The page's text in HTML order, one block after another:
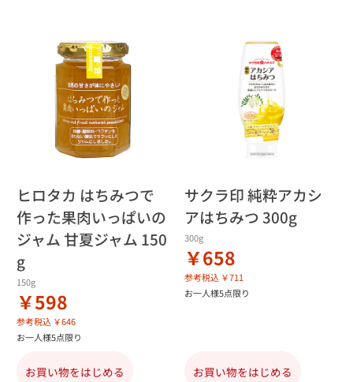
ヒロタカ はちみつで
作った果肉いっぱいの
ジャム 甘夏ジャム 150
g
150g
￥598
参考税込 ￥646
お一人様5点限り
お買い物をはじめる
サクラ印 純粋アカシ
アはちみつ 300g
300g
￥658
参考税込 ￥711
お一人様5点限り
お買い物をはじめる